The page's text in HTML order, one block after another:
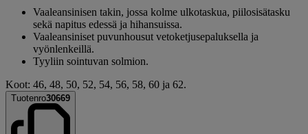
Vaaleansinisen takin, jossa kolme ulkotaskua, piilosisätasku
sekä napitus edessä ja hihansuissa.
Vaaleansiniset puvunhousut vetoketjusepaluksella ja
vyönlenkeillä.
Tyyliin sointuvan solmion.
Koot: 46, 48, 50, 52, 54, 56, 58, 60 ja 62.
Tuotenro30669